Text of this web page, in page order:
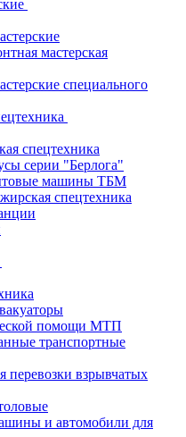
мастерская
специального
спецтехника
серии "Берлога"
машины ТБМ
спецтехника
помощи МТП
транспортные
перевозки взрывчатых
и автомобили для